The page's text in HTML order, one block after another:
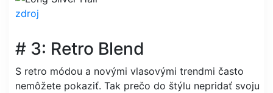
zdroj
# 3: Retro Blend
S retro módou a novými vlasovými trendmi často
nemôžete pokaziť. Tak prečo do štýlu nepridať svoju